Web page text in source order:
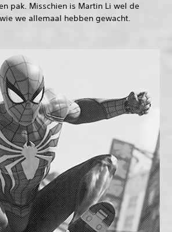
pak. Misschien is Martin Li wel de
we allemaal hebben gewacht.